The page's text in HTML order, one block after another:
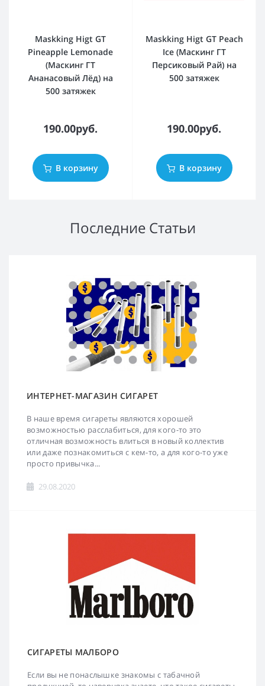
Maskking Higt GT
Pineapple Lemonade
(Маскинг ГТ
Ананасовый Лёд) на
500 затяжек
190.00руб.
В корзину
Maskking Higt GT Peach
Ice (Маскинг ГТ
Персиковый Рай) на
500 затяжек
190.00руб.
В корзину
Последние Статьи
ИНТЕРНЕТ-МАГАЗИН СИГАРЕТ
В наше время сигареты являются хорошей
возможностью расслабиться, для кого-то это
отличная возможность влиться в новый коллектив
или даже познакомиться с кем-то, а для кого-то уже
просто привычка...
29.08.2020
СИГАРЕТЫ МАЛБОРО
Если вы не понаслышке знакомы с табачной